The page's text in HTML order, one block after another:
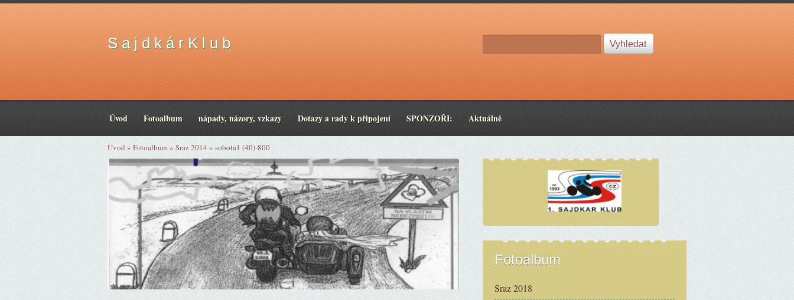
S a j d k á r K l u b
Úvod Fotoalbum nápady, názory, vzkazy Dotazy a rady k připojení SPONZOŘI: Aktuálně
Úvod » Fotoalbum» Sraz 2014» sobota1 (40)-800
Fotoalbum
Sraz 2018